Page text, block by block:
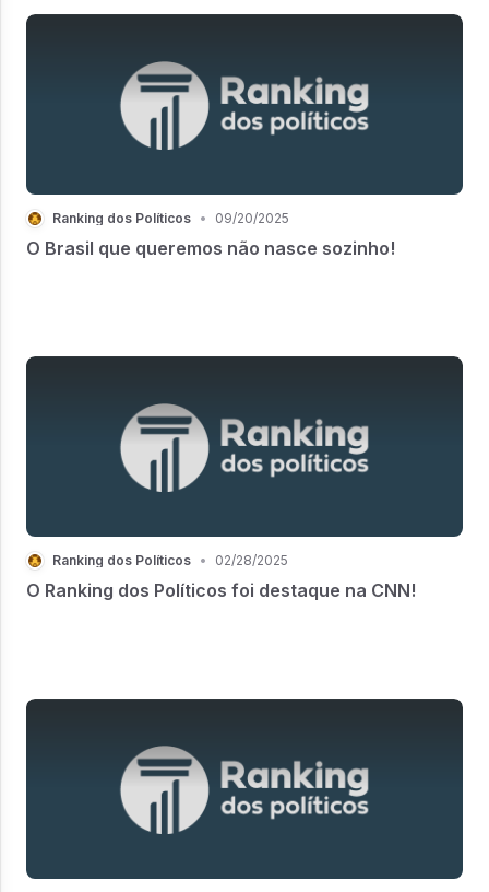
Ranking dos Políticos • 09/20/2025
O Brasil que queremos não nasce sozinho!
Ranking dos Políticos • 02/28/2025
O Ranking dos Políticos foi destaque na CNN!